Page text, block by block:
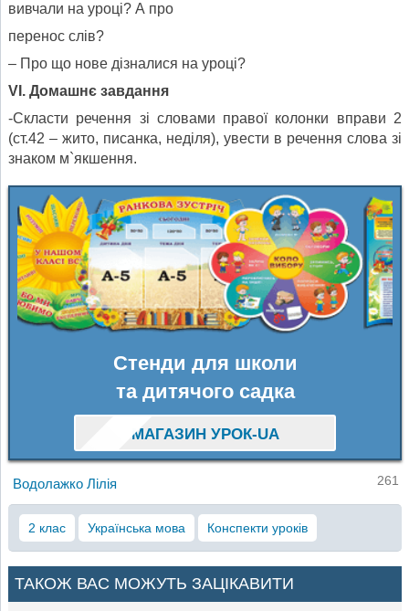
вивчали на уроці? А про
перенос слів?
– Про що нове дізналися на уроці?
VІ. Домашнє завдання
-Скласти речення зі словами правої колонки вправи 2
(ст.42 – жито, писанка, неділя), увести в речення слова зі
знаком м`якшення.
Стенди для школи
та дитячого садка
МАГАЗИН УРОК-UA
Водолажко Лілія 261
2 клас Українська мова Конспекти уроків
ТАКОЖ ВАС МОЖУТЬ ЗАЦІКАВИТИ